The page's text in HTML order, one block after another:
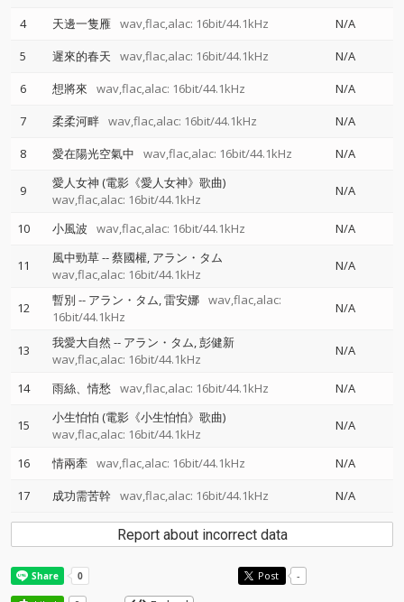
4
天邊一隻雁 wav,flac,alac: 16bit/44.1kHz
N/A
5
遲來的春天 wav,flac,alac: 16bit/44.1kHz
N/A
6
想將來 wav,flac,alac: 16bit/44.1kHz
N/A
7
柔柔河畔 wav,flac,alac: 16bit/44.1kHz
N/A
8
愛在陽光空氣中 wav,flac,alac: 16bit/44.1kHz N/A
9
愛人女神 (電影《愛人女神》歌曲)
wav,flac,alac: 16bit/44.1kHz
N/A
10 小風波 wav,flac,alac: 16bit/44.1kHz N/A
11 風中勁草--蔡國權 アラン・タム
wav,flac,alac: 16bit/44.1kHz
N/A
12 暫別 -- アラン・タム 雷安娜 wav,flac,alac:
16bit/44.1kHz
N/A
13 我愛大自然-- アラン・タム 彭健新
wav,flac,alac: 16bit/44.1kHz
N/A
14 雨絲、情愁 wav,flac,alac: 16bit/44.1kHz N/A
15
小生怕怕 (電影《小生怕怕》歌曲)
wav,flac,alac: 16bit/44.1kHz
N/A
16 情兩牽 wav,flac,alac: 16bit/44.1kHz
N/A
17
成功需苦幹 wav,flac,alac: 16bit/44.1kHz N/A
Report about incorrect data
Post -